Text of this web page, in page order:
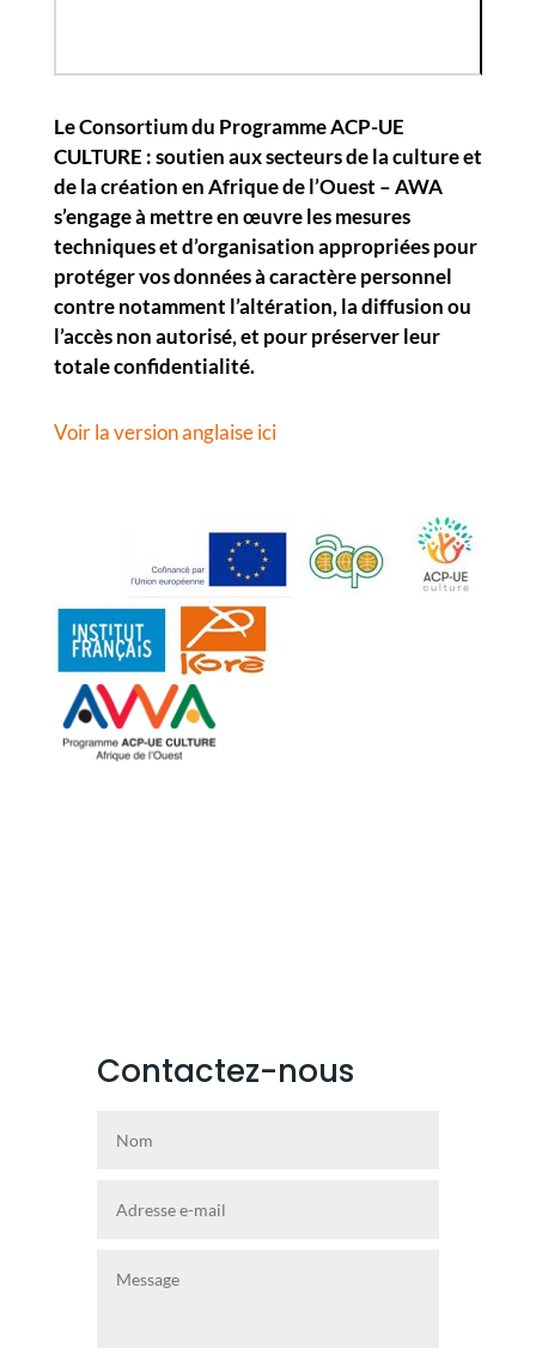
Le Consortium du Programme ACP-UE
CULTURE : soutien aux secteurs de la culture et
de la création en Afrique de l’Ouest – AWA
s’engage à mettre en œuvre les mesures
techniques et d’organisation appropriées pour
protéger vos données à caractère personnel
contre notamment l’altération, la diffusion ou
l’accès non autorisé, et pour préserver leur
totale confidentialité.
Voir la version anglaise ici
Contactez-nous